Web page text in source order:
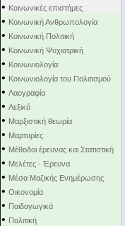
• Κοινωνικές επιστήμες
• Κοινωνική Ανθρωπολογία
• Κοινωνική Πολιτική
• Κοινωνική Ψυχιατρική
• Κοινωνιολογία
• Κοινωνιολογία του Πολιτισμού
• Λαογραφία
• Λεξικό
• Μαρξιστική θεωρία
• Μαρτυρίες
• Μέθοδοι έρευνας και Στατιστική
• Μελέτες - Έρευνα
• Μέσα Μαζικής Ενημέρωσης
• Οικονομία
• Παιδαγωγικά
• Πολιτική